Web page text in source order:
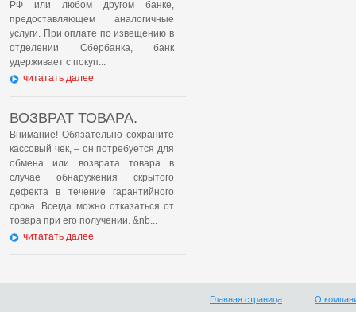
РФ или любом другом банке,
предоставляющем аналогичные
услуги. При оплате по извещению в
отделении Сбербанка, банк
удерживает с покуп...
читатать далее
ВОЗВРАТ ТОВАРА.
Внимание! Обязательно сохраните
кассовый чек, – он потребуется для
обмена или возврата товара в
случае обнаружения скрытого
дефекта в течение гарантийного
срока. Всегда можно отказаться от
товара при его получении. &nb...
читатать далее
Главная страница О